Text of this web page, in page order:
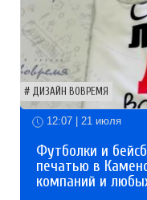
ДИЗАЙН ВОВРЕМЯ
12:07 | 21 июля
Футболки и
печатью в
компаний и